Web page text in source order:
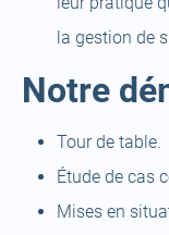
la gestion de
Notre
Tour de table.
Étude de cas
Mises en